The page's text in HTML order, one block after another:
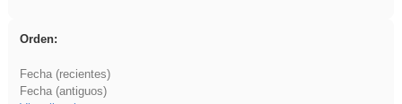
Orden:
Fecha (recientes)
Fecha (antiguos)